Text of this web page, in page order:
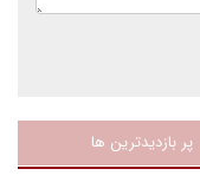
پر بازدیدترین ها